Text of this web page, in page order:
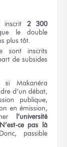
inscrit 2 300
le double
plus tôt.
sontinscrits
de subsides
si Makanéra
d’un débat,
publique,
en émission,
l’université
N’est-ce pas là
passible